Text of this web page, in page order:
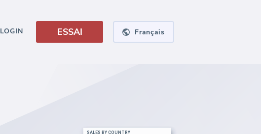
LOGIN ESSAI Français